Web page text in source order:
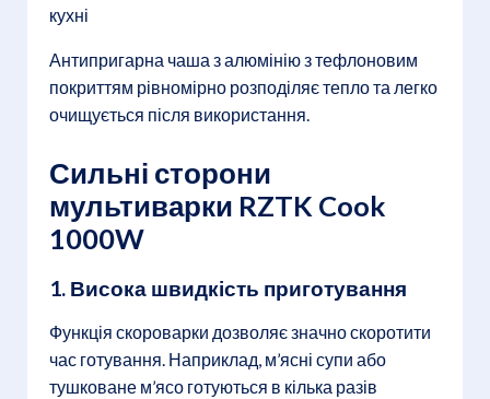
кухні
Антипригарна чаша з алюмінію з тефлоновим
покриттям рівномірно розподіляє тепло та легко
очищується після використання.
Сильні сторони
мультиварки RZTK Cook
1000W
1. Висока швидкість приготування
Функція скороварки дозволяє значно скоротити
час готування. Наприклад, м’ясні супи або
тушковане м’ясо готуються в кілька разів